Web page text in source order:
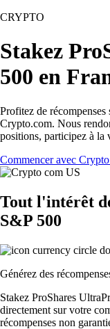
CRYPTO
Stakez
500 en
Profitez de
Crypto.com. Nous
positions, participez à la
Commencer avec
Tout l'intérêt
S&P 500
Générez des
Stakez ProShares
directement sur votre
récompenses non